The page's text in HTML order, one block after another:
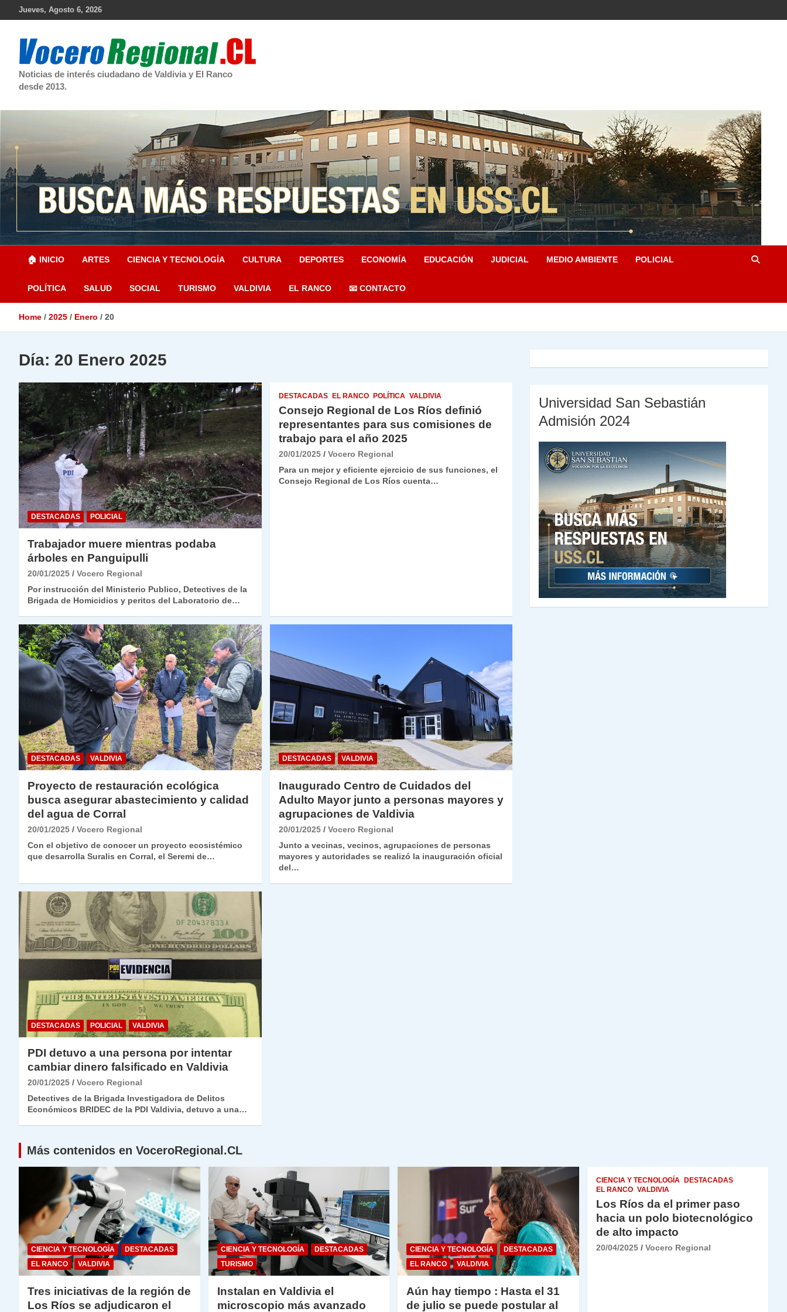
Jueves, Agosto 6, 2026
Noticias de interés ciudadano de Valdivia y El Ranco
desde 2013.
🏠 INICIO ARTES CIENCIA Y TECNOLOGÍA CULTURA DEPORTES ECONOMÍA EDUCACIÓN JUDICIAL MEDIO AMBIENTE POLICIAL
POLÍTICA SALUD SOCIAL TURISMO VALDIVIA EL RANCO 📧 CONTACTO
Home 2025 Enero 20
Día: 20 Enero 2025
DESTACADAS POLICIAL
Trabajador muere mientras podaba
árboles en Panguipulli
20/01/2025
Vocero Regional
Por instrucción del Ministerio Publico, Detectives de la
Brigada de Homicidios y peritos del Laboratorio de…
DESTACADAS EL RANCO POLÍTICA VALDIVIA
Consejo Regional de Los Ríos definió
representantes para sus comisiones de
trabajo para el año 2025
20/01/2025
Vocero Regional
Para un mejor y eficiente ejercicio de sus funciones, el
Consejo Regional de Los Ríos cuenta…
DESTACADAS VALDIVIA
Proyecto de restauración ecológica
busca asegurar abastecimiento y calidad
del agua de Corral
20/01/2025
Vocero Regional
Con el objetivo de conocer un proyecto ecosistémico
que desarrolla Suralis en Corral, el Seremi de…
DESTACADAS VALDIVIA
Inaugurado Centro de Cuidados del
Adulto Mayor junto a personas mayores y
agrupaciones de Valdivia
20/01/2025
Vocero Regional
Junto a vecinas, vecinos, agrupaciones de personas
mayores y autoridades se realizó la inauguración oficial
del…
DESTACADAS POLICIAL VALDIVIA
PDI detuvo a una persona por intentar
cambiar dinero falsificado en Valdivia
20/01/2025
Vocero Regional
Detectives de la Brigada Investigadora de Delitos
Económicos BRIDEC de la PDI Valdivia, detuvo a una…
Universidad San Sebastián
Admisión 2024
Más contenidos en VoceroRegional.CL
CIENCIA Y TECNOLOGÍA
DESTACADAS
EL RANCO
VALDIVIA
Tres iniciativas de la región de
Los Ríos se adjudicaron el
CIENCIA Y TECNOLOGÍA
DESTACADAS
TURISMO
Instalan en Valdivia el
microscopio más avanzado
CIENCIA Y TECNOLOGÍA
DESTACADAS
EL RANCO
VALDIVIA
Aún hay tiempo : Hasta el 31
de julio se puede postular al
CIENCIA Y TECNOLOGÍA DESTACADAS
EL RANCO VALDIVIA
Los Ríos da el primer paso
hacia un polo biotecnológico
de alto impacto
20/04/2025 Vocero Regional